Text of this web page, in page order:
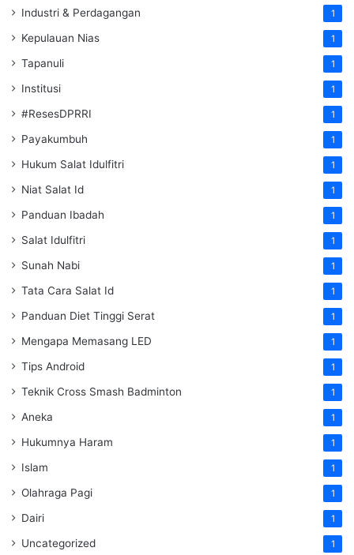
Industri & Perdagangan 1
Kepulauan Nias 1
Tapanuli 1
Institusi 1
#ResesDPRRI 1
Payakumbuh 1
Hukum Salat Idulfitri 1
Niat Salat Id 1
Panduan Ibadah 1
Salat Idulfitri 1
Sunah Nabi 1
Tata Cara Salat Id 1
Panduan Diet Tinggi Serat 1
Mengapa Memasang LED 1
Tips Android 1
Teknik Cross Smash Badminton 1
Aneka 1
Hukumnya Haram 1
Islam 1
Olahraga Pagi 1
Dairi 1
Uncategorized 1